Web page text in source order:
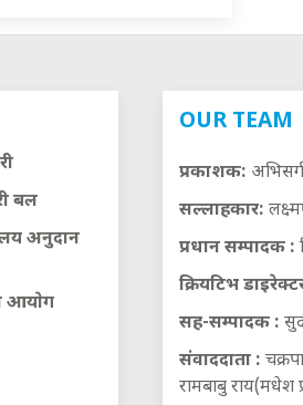
बल
अनुदान
आयाेग
OUR TEAM
प्रकाशक:
सल्लाहकार:
प्रधान सम्पादक :
क्रियटिभ
सह-सम्पादक :
संवाददाता :
रामबाबु राय(मधेश